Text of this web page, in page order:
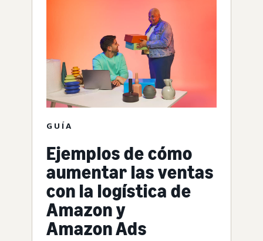
GUÍA
Ejemplos de cómo
aumentar las ventas
con la logística de
Amazon y
Amazon Ads